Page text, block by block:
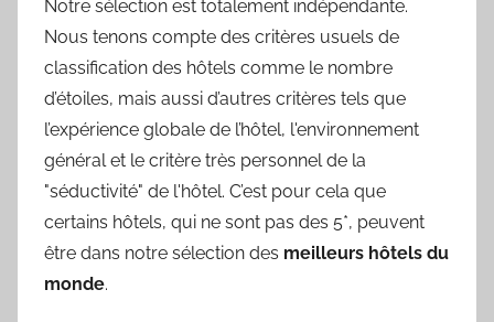
Notre sélection est totalement indépendante.
Nous tenons compte des critères usuels de
classification des hôtels comme le nombre
d’étoiles, mais aussi d’autres critères tels que
l’expérience globale de l’hôtel, l'environnement
général et le critère très personnel de la
"séductivité" de l'hôtel. C’est pour cela que
certains hôtels, qui ne sont pas des 5*, peuvent
être dans notre sélection des meilleurs hôtels du
monde.